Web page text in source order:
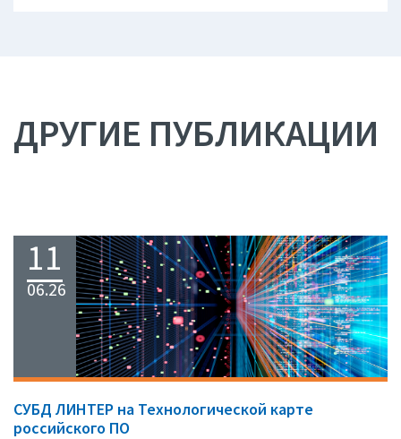
ДРУГИЕ ПУБЛИКАЦИИ
11
06.26
СУБД ЛИНТЕР на Технологической карте
российского ПО